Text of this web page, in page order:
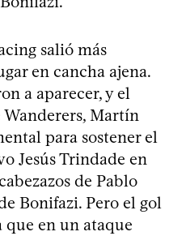
salió más
en cancha ajena.
a aparecer, y el
Martín
para sostener el
Jesús Trindade en
de Pablo
Bonifazi. Pero el gol
que en un ataque